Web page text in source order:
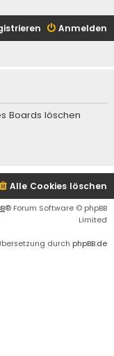
Anmelden
Boards löschen
Alle Cookies löschen
® Forum Software © phpBB
Limited
durch phpBB.de